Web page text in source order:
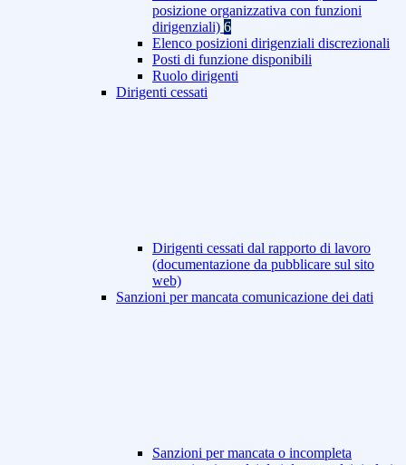
posizione organizzativa con funzioni
dirigenziali) 6
Elenco posizioni dirigenziali discrezionali
Posti di funzione disponibili
Ruolo dirigenti
Dirigenti cessati
Dirigenti cessati dal rapporto di lavoro
(documentazione da pubblicare sul sito
web)
Sanzioni per mancata comunicazione dei dati
Sanzioni per mancata o incompleta